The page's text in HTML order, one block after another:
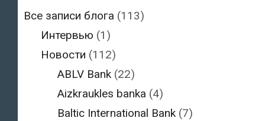
Все записи блога (113)
Интервью (1)
Новости (112)
ABLV Bank (22)
Aizkraukles banka (4)
Baltic International Bank (7)